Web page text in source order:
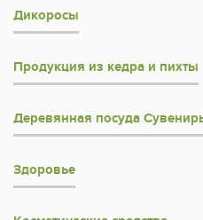
Дикоросы
Продукция из кедра и пихты
Деревянная посуда
Здоровье